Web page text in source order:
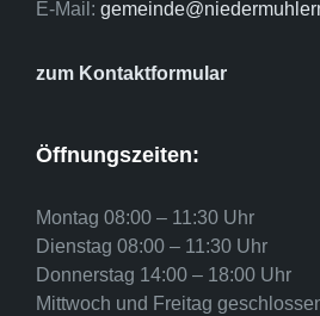
E-Mail:
zum Kontaktformular
Öffnungszeiten:
Montag 08:00 – 11:30 Uhr
Dienstag 08:00 – 11:30 Uhr
Donnerstag 14:00 – 18:00 Uhr
Mittwoch und Freitag